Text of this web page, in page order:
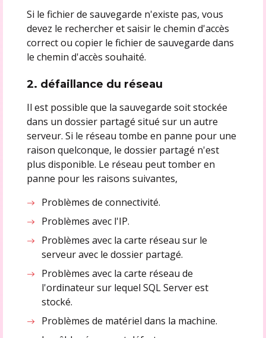
Si le fichier de sauvegarde n'existe pas, vous
devez le rechercher et saisir le chemin d'accès
correct ou copier le fichier de sauvegarde dans
le chemin d'accès souhaité.
2. défaillance du réseau
Il est possible que la sauvegarde soit stockée
dans un dossier partagé situé sur un autre
serveur. Si le réseau tombe en panne pour une
raison quelconque, le dossier partagé n'est
plus disponible. Le réseau peut tomber en
panne pour les raisons suivantes,
Problèmes de connectivité.
Problèmes avec l'IP.
Problèmes avec la carte réseau sur le
serveur avec le dossier partagé.
Problèmes avec la carte réseau de
l'ordinateur sur lequel SQL Server est
stocké.
Problèmes de matériel dans la machine.